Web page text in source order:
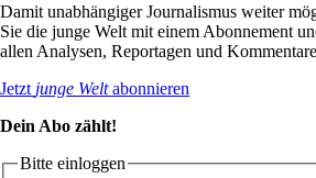
Damit unabhängiger Journalismus weiter
Sie die junge Welt mit einem Abonnement
allen Analysen, Reportagen und
Jetzt junge Weltabonnieren
Dein Abo zählt!
Bitte einloggen